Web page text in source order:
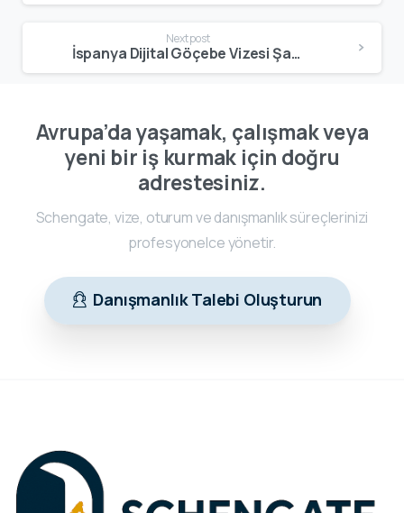
Next post
İspanya Dijital Göçebe Vizesi Şartları 2026: Kimler Başvurabilir, Hangi Belgeler Gereklidir?
Avrupa’da yaşamak, çalışmak veya
yeni bir iş kurmak için doğru
adrestesiniz.
Schengate, vize, oturum ve danışmanlık süreçlerinizi
profesyonelce yönetir.
Danışmanlık Talebi Oluşturun